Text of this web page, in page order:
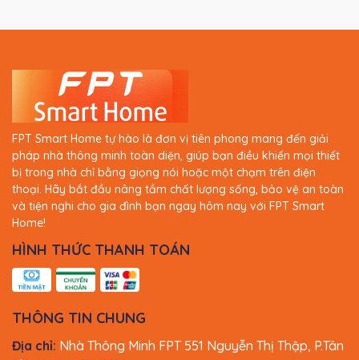
FPT Smart Home tự hào là đơn vị tiên phong mang đến giải
pháp nhà thông minh toàn diện, giúp bạn điều khiển mọi thiết
bị trong nhà chỉ bằng giọng nói hoặc một chạm trên điện
thoại. Hãy bắt đầu nâng tầm chất lượng sống, bảo vệ an toàn
và tiện nghi cho gia đình bạn ngay hôm nay với FPT Smart
Home!
HÌNH THỨC THANH TOÁN
THÔNG TIN CHUNG
Địa chỉ: Nhà Thông Minh FPT 551 Nguyễn Thị Thập, P.Tân